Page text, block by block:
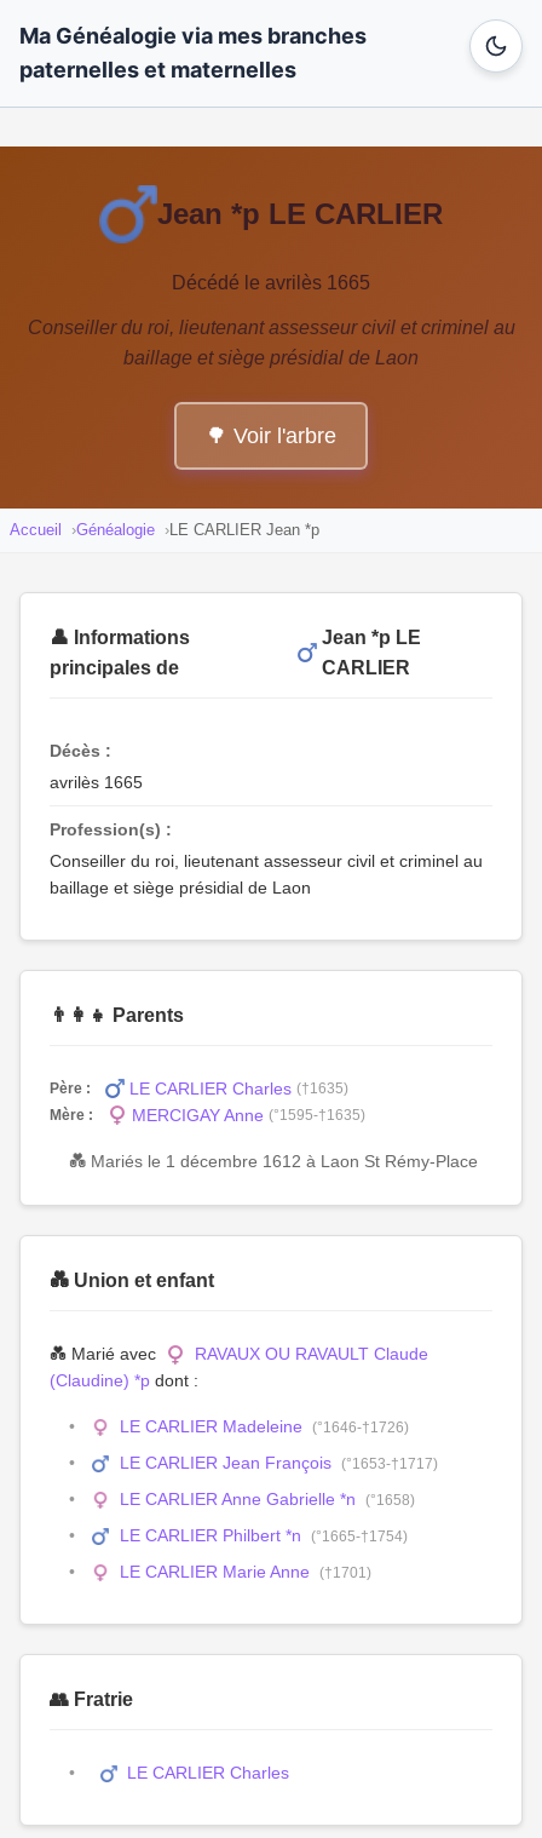
Ma Généalogie via mes branches
paternelles et maternelles
Jean *p LE CARLIER
Décédé le avrilès 1665
Conseiller du roi, lieutenant assesseur civil et criminel au
baillage et siège présidial de Laon
🌳 Voir l'arbre
Accueil Généalogie LE CARLIER Jean *p
👤 Informations
principales de
Jean *p LE
CARLIER
Décès :
avrilès 1665
Profession(s) :
Conseiller du roi, lieutenant assesseur civil et criminel au
baillage et siège présidial de Laon
👨‍👩‍👧 Parents
Père : LE CARLIER Charles (†1635)
Mère :
MERCIGAY Anne (°1595-†1635)
💑 Mariés le 1 décembre 1612 à Laon St Rémy-Place
💑 Union et enfant
💑 Marié avec
RAVAUX OU RAVAULT Claude
(Claudine) *p dont :
LE CARLIER Madeleine (°1646-†1726)
LE CARLIER Jean François (°1653-†1717)
LE CARLIER Anne Gabrielle *n (°1658)
LE CARLIER Philbert *n (°1665-†1754)
LE CARLIER Marie Anne (†1701)
👥 Fratrie
LE CARLIER Charles